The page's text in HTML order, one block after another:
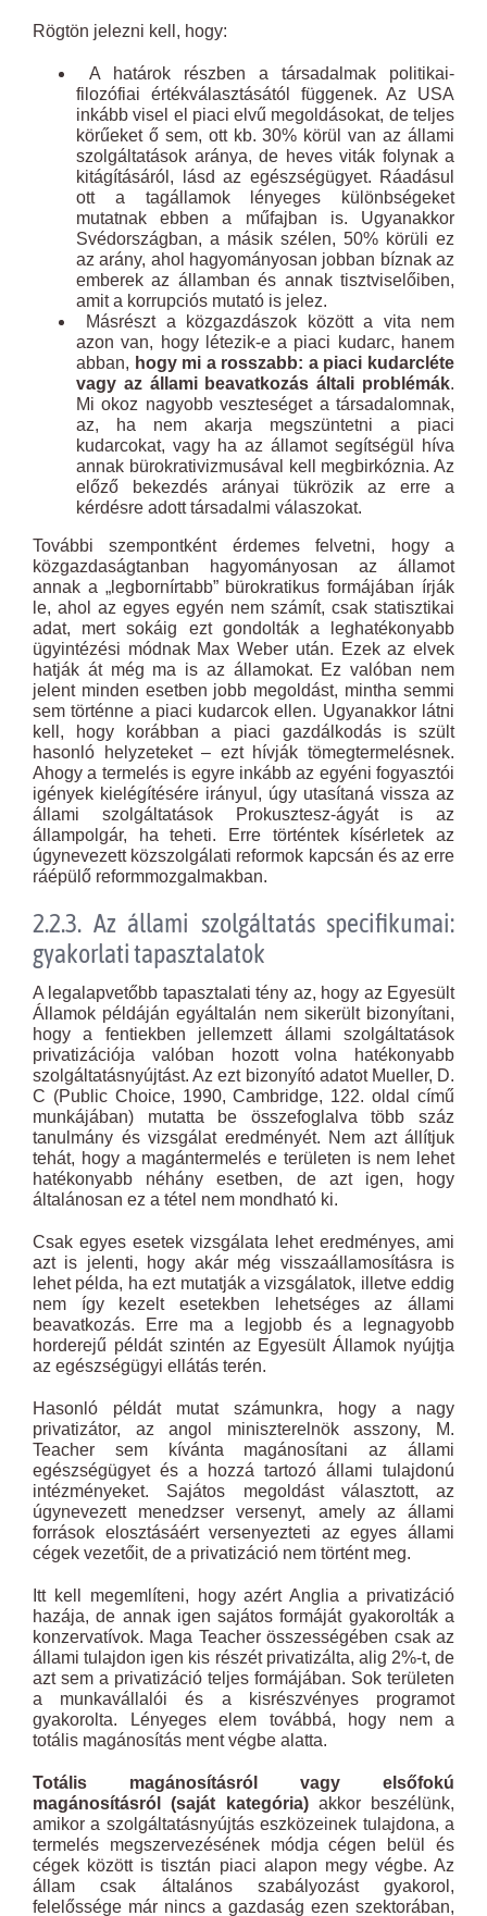
Rögtön jelezni kell, hogy:
A határok részben a társadalmak politikai-
filozófiai értékválasztásától függenek. Az USA
inkább visel el piaci elvű megoldásokat, de teljes
körűeket ő sem, ott kb. 30% körül van az állami
szolgáltatások aránya, de heves viták folynak a
kitágításáról, lásd az egészségügyet. Ráadásul
ott a tagállamok lényeges különbségeket
mutatnak ebben a műfajban is. Ugyanakkor
Svédországban, a másik szélen, 50% körüli ez
az arány, ahol hagyományosan jobban bíznak az
emberek az államban és annak tisztviselőiben,
amit a korrupciós mutató is jelez.
Másrészt a közgazdászok között a vita nem
azon van, hogy létezik-e a piaci kudarc, hanem
abban, hogy mi a rosszabb: a piaci kudarcléte
vagy az állami beavatkozás általi problémák.
Mi okoz nagyobb veszteséget a társadalomnak,
az, ha nem akarja megszüntetni a piaci
kudarcokat, vagy ha az államot segítségül híva
annak bürokrativizmusával kell megbirkóznia. Az
előző bekezdés arányai tükrözik az erre a
kérdésre adott társadalmi válaszokat.
További szempontként érdemes felvetni, hogy a
közgazdaságtanban hagyományosan az államot
annak a „legbornírtabb” bürokratikus formájában írják
le, ahol az egyes egyén nem számít, csak statisztikai
adat, mert sokáig ezt gondolták a leghatékonyabb
ügyintézési módnak Max Weber után. Ezek az elvek
hatják át még ma is az államokat. Ez valóban nem
jelent minden esetben jobb megoldást, mintha semmi
sem történne a piaci kudarcok ellen. Ugyanakkor látni
kell, hogy korábban a piaci gazdálkodás is szült
hasonló helyzeteket – ezt hívják tömegtermelésnek.
Ahogy a termelés is egyre inkább az egyéni fogyasztói
igények kielégítésére irányul, úgy utasítaná vissza az
állami szolgáltatások Prokusztesz-ágyát is az
állampolgár, ha teheti. Erre történtek kísérletek az
úgynevezett közszolgálati reformok kapcsán és az erre
ráépülő reformmozgalmakban.
2.2.3. Az állami szolgáltatás specifikumai:
gyakorlati tapasztalatok
A legalapvetőbb tapasztalati tény az, hogy az Egyesült
Államok példáján egyáltalán nem sikerült bizonyítani,
hogy a fentiekben jellemzett állami szolgáltatások
privatizációja valóban hozott volna hatékonyabb
szolgáltatásnyújtást. Az ezt bizonyító adatot Mueller, D.
C (Public Choice, 1990, Cambridge, 122. oldal című
munkájában) mutatta be összefoglalva több száz
tanulmány és vizsgálat eredményét. Nem azt állítjuk
tehát, hogy a magántermelés e területen is nem lehet
hatékonyabb néhány esetben, de azt igen, hogy
általánosan ez a tétel nem mondható ki.
Csak egyes esetek vizsgálata lehet eredményes, ami
azt is jelenti, hogy akár még visszaállamosításra is
lehet példa, ha ezt mutatják a vizsgálatok, illetve eddig
nem így kezelt esetekben lehetséges az állami
beavatkozás. Erre ma a legjobb és a legnagyobb
horderejű példát szintén az Egyesült Államok nyújtja
az egészségügyi ellátás terén.
Hasonló példát mutat számunkra, hogy a nagy
privatizátor, az angol miniszterelnök asszony, M.
Teacher sem kívánta magánosítani az állami
egészségügyet és a hozzá tartozó állami tulajdonú
intézményeket. Sajátos megoldást választott, az
úgynevezett menedzser versenyt, amely az állami
források elosztásáért versenyezteti az egyes állami
cégek vezetőit, de a privatizáció nem történt meg.
Itt kell megemlíteni, hogy azért Anglia a privatizáció
hazája, de annak igen sajátos formáját gyakorolták a
konzervatívok. Maga Teacher összességében csak az
állami tulajdon igen kis részét privatizálta, alig 2%-t, de
azt sem a privatizáció teljes formájában. Sok területen
a munkavállalói és a kisrészvényes programot
gyakorolta. Lényeges elem továbbá, hogy nem a
totális magánosítás ment végbe alatta.
Totális magánosításról vagy elsőfokú
magánosításról (saját kategória)akkor beszélünk,
amikor a szolgáltatásnyújtás eszközeinek tulajdona, a
termelés megszervezésének módja cégen belül és
cégek között is tisztán piaci alapon megy végbe. Az
állam csak általános szabályozást gyakorol,
felelőssége már nincs a gazdaság ezen szektorában,